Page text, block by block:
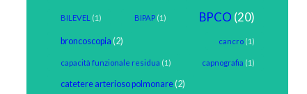
BILEVEL (1) BIPAP (1) BPCO (20)
broncoscopia (2) cancro (1)
capacità funzionale residua (1) capnografia (1)
catetere arterioso polmonare(2)